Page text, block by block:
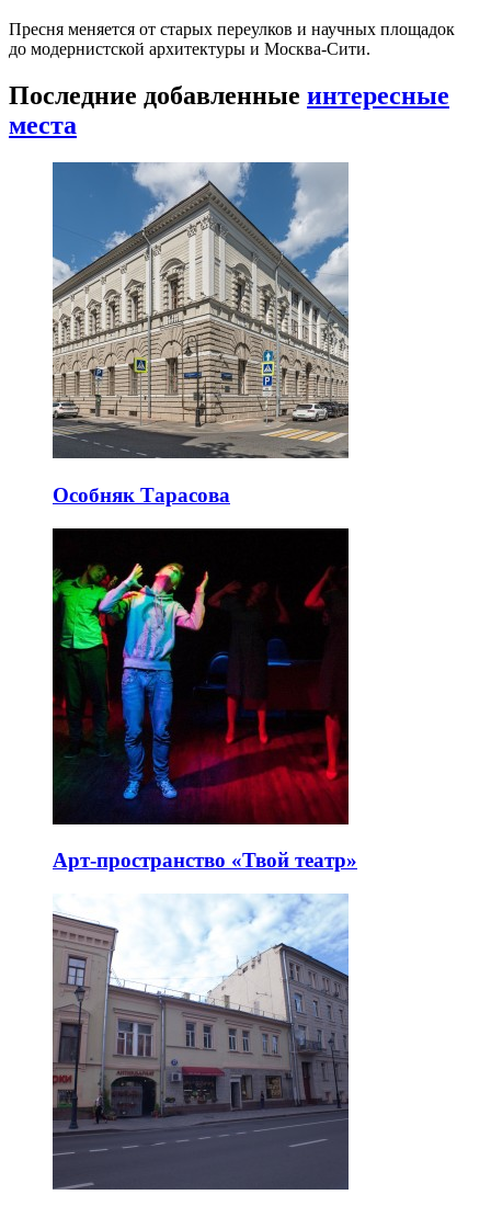
Пресня меняется от старых переулков и научных площадок
до модернистской архитектуры и Москва-Сити.
Последние добавленные интересные
места
Особняк Тарасова
Арт-пространство «Твой театр»